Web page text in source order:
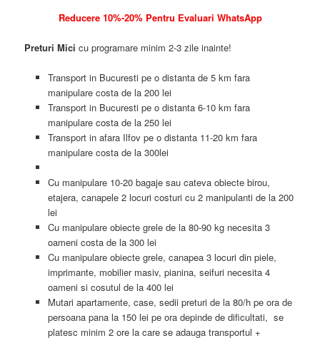
Reducere 10%-20% Pentru Evaluari WhatsApp
Preturi Mici cu programare minim 2-3 zile inainte!
Transport in Bucuresti pe o distanta de 5 km fara
manipulare costa de la 200 lei
Transport in Bucuresti pe o distanta 6-10 km fara
manipulare costa de la 250 lei
Transport in afara Ilfov pe o distanta 11-20 km fara
manipulare costa de la 300lei
Cu manipulare 10-20 bagaje sau cateva obiecte birou,
etajera, canapele 2 locuri costuri cu 2 manipulanti de la 200
lei
Cu manipulare obiecte grele de la 80-90 kg necesita 3
oameni costa de la 300 lei
Cu manipulare obiecte grele, canapea 3 locuri din piele,
imprimante, mobilier masiv, pianina, seifuri necesita 4
oameni si cosutul de la 400 lei
Mutari apartamente, case, sedii preturi de la 80/h pe ora de
persoana pana la 150 lei pe ora depinde de dificultati, se
platesc minim 2 ore la care se adauga transportul +